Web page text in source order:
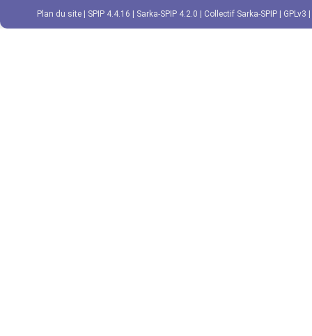
Plan du site SPIP 4.4.16 Sarka-SPIP 4.2.0 Collectif Sarka-SPIP GPLv3